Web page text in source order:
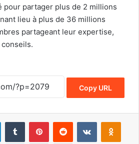
pour partager plus de 2 millions
lieu à plus de 36 millions
partageant leur expertise,
Copy URL